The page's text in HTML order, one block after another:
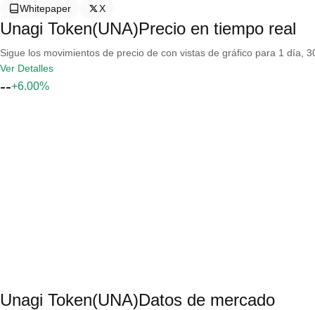
Whitepaper
X
Unagi Token(UNA)Precio en tiempo real
Sigue los movimientos de precio de con vistas de gráfico para 1 día,
Ver Detalles
--+6.00%
Unagi Token(UNA)Datos de mercado